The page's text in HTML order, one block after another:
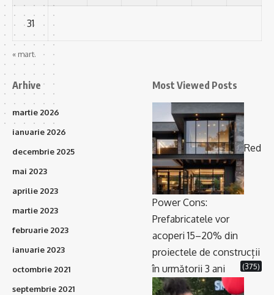
31
« mart.
Arhive
martie 2026
ianuarie 2026
decembrie 2025
mai 2023
aprilie 2023
martie 2023
februarie 2023
ianuarie 2023
octombrie 2021
septembrie 2021
Most Viewed Posts
Red
Power Cons:
Prefabricatele vor
acoperi 15–20% din
proiectele de construcții
în următorii 3 ani
(375)